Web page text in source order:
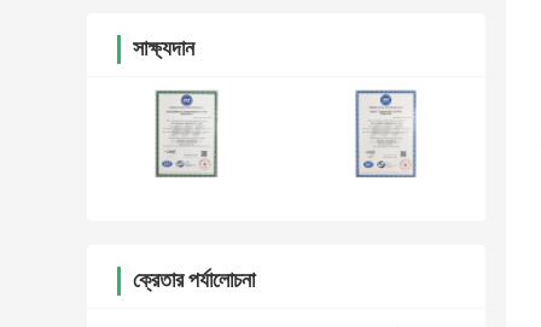
সাক্ষ্যদান
ক্রেতার পর্যালোচনা